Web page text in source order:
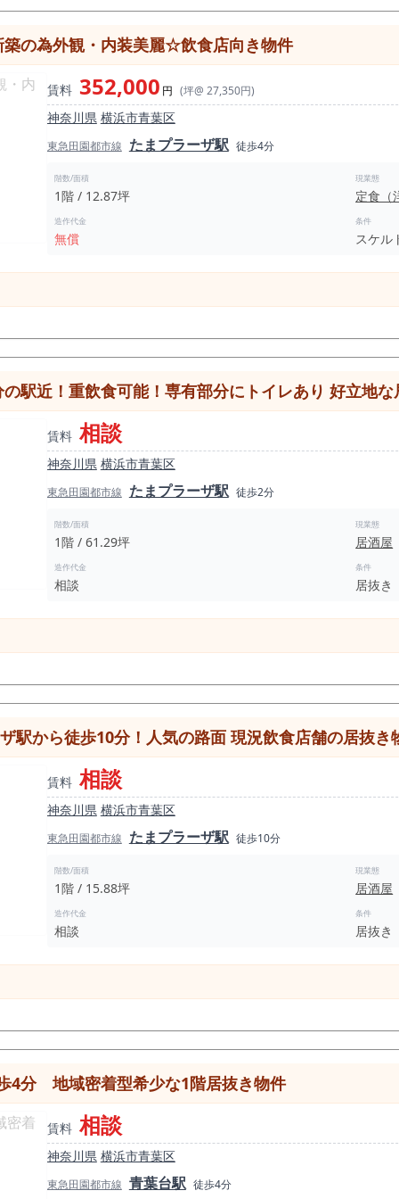
い方におすすめの募集案件です。
の為外観・内装美麗☆飲食店向き物件
賃料 352,000 円 (坪@ 27,350円)
神奈川県 横浜市青葉区
東急田園都市線 たまプラーザ駅 徒歩4分
階数/面積
1階 / 12.87坪
現業態
定食（
造作代金
無償
条件
スケル
駅近！重飲食可能！専有部分にトイレあり 好立地な
賃料 相談
神奈川県 横浜市青葉区
東急田園都市線 たまプラーザ駅 徒歩2分
階数/面積
1階 / 61.29坪
現業態
居酒屋
造作代金
相談
条件
居抜き
駅から徒歩10分！人気の路面 現況飲食店舗の居抜き
賃料 相談
神奈川県 横浜市青葉区
東急田園都市線 たまプラーザ駅 徒歩10分
階数/面積
1階 / 15.88坪
現業態
居酒屋
造作代金
相談
条件
居抜き
4分 地域密着型希少な1階居抜き物件
賃料 相談
神奈川県 横浜市青葉区
東急田園都市線 青葉台駅 徒歩4分